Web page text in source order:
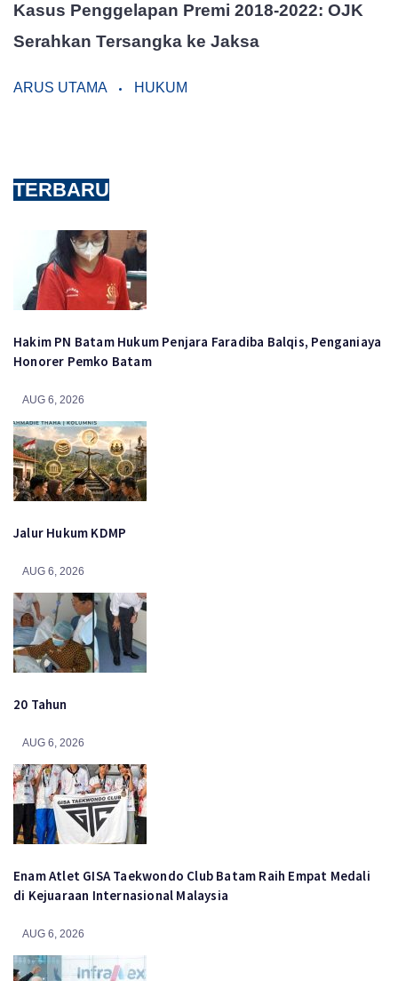
Kasus Penggelapan Premi 2018-2022: OJK
Serahkan Tersangka ke Jaksa
ARUS UTAMA HUKUM
TERBARU
Hakim PN Batam Hukum Penjara Faradiba Balqis, Penganiaya
Honorer Pemko Batam
AUG 6, 2026
Jalur Hukum KDMP
AUG 6, 2026
20 Tahun
AUG 6, 2026
Enam Atlet GISA Taekwondo Club Batam Raih Empat Medali
di Kejuaraan Internasional Malaysia
AUG 6, 2026